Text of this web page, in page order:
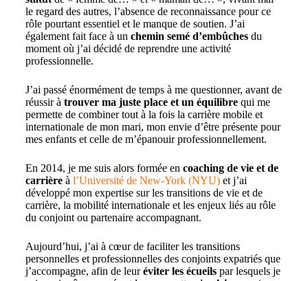
le regard des autres, l’absence de reconnaissance pour ce
rôle pourtant essentiel et le manque de soutien. J’ai
également fait face à un chemin semé d’embûchesdu
moment où j’ai décidé de reprendre une activité
professionnelle.
J’ai passé énormément de temps à me questionner, avant de
réussir à trouver ma juste place et un équilibrequi me
permette de combiner tout à la fois la carrière mobile et
internationale de mon mari, mon envie d’être présente pour
mes enfants et celle de m’épanouir professionnellement.
En 2014, je me suis alors formée encoaching de vie et de
carrièreà l’Université de New-York (NYU) et j’ai
développé mon expertise sur les transitions de vie et de
carrière, la mobilité internationale et les enjeux liés au rôle
du conjoint ou partenaire accompagnant.
Aujourd’hui, j’ai à cœur de faciliter les transitions
personnelles et professionnelles des conjoints expatriés que
j’accompagne, afin de leuréviter les écueils par lesquels je